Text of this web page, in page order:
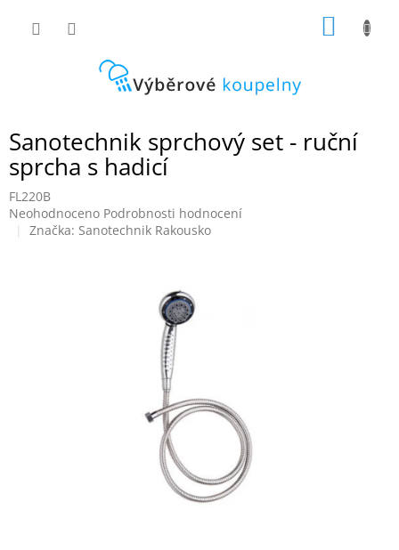
Sanotechnik sprchový set - ruční
sprcha s hadicí
FL220B
Průměrné
hodnocení
Neohodnoceno Podrobnosti hodnocení
Značka: Sanotechnik Rakousko